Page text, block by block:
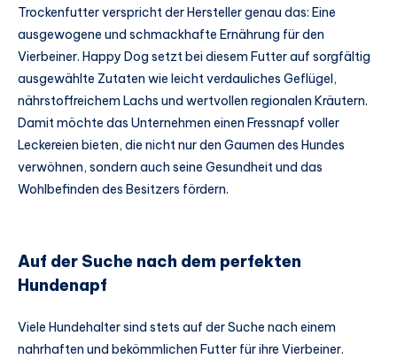
Trockenfutter verspricht der Hersteller genau das: Eine
ausgewogene und schmackhafte Ernährung für den
Vierbeiner. Happy Dog setzt bei diesem Futter auf sorgfältig
ausgewählte Zutaten wie leicht verdauliches Geflügel,
nährstoffreichem Lachs und wertvollen regionalen Kräutern.
Damit möchte das Unternehmen einen Fressnapf voller
Leckereien bieten, die nicht nur den Gaumen des Hundes
verwöhnen, sondern auch seine Gesundheit und das
Wohlbefinden des Besitzers fördern.
Auf der Suche nach dem perfekten
Hundenapf
Viele Hundehalter sind stets auf der Suche nach einem
nahrhaften und bekömmlichen Futter für ihre Vierbeiner.